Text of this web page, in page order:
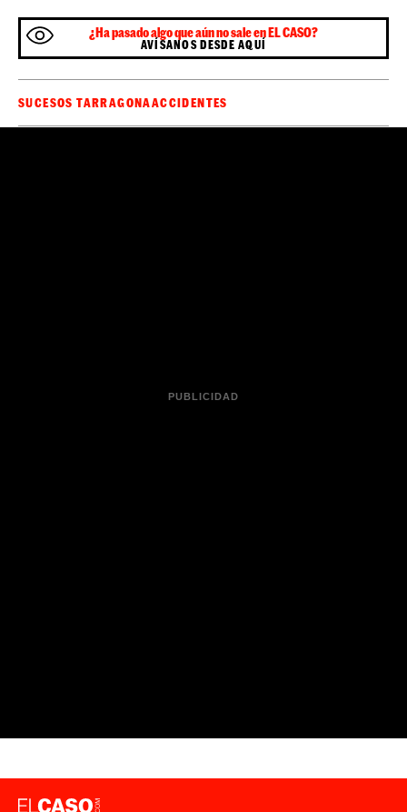
¿Ha pasado algo que aún no sale en EL CASO?
AVÍSANOS DESDE AQUÍ
SUCESOS TARRAGONAACCIDENTES